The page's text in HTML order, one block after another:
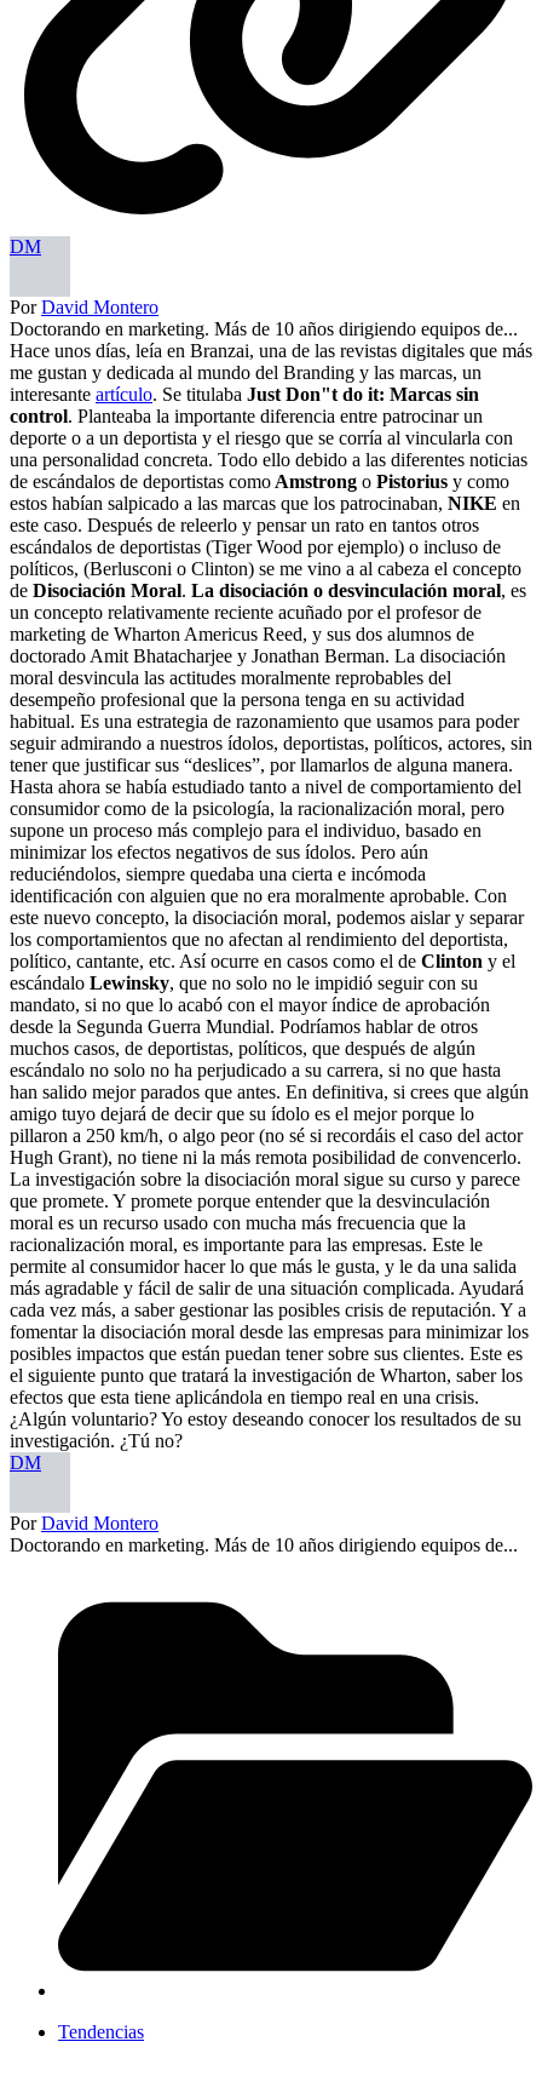
DM
PorDavid Montero
Doctorando en marketing. Más de 10 años dirigiendo equipos de...
Hace unos días, leía en Branzai, una de las revistas digitales que más
me gustan y dedicada al mundo del Branding y las marcas, un
interesante artículo. Se titulaba Just Don"t do it: Marcas sin
control. Planteaba la importante diferencia entre patrocinar un
deporte o a un deportista y el riesgo que se corría al vincularla con
una personalidad concreta. Todo ello debido a las diferentes noticias
de escándalos de deportistas como Amstrong o Pistorius y como
estos habían salpicado a las marcas que los patrocinaban, NIKE en
este caso. Después de releerlo y pensar un rato en tantos otros
escándalos de deportistas (Tiger Wood por ejemplo) o incluso de
políticos, (Berlusconi o Clinton) se me vino a al cabeza el concepto
de Disociación Moral. La disociación o desvinculación moral, es
un concepto relativamente reciente acuñado por el profesor de
marketing de Wharton Americus Reed, y sus dos alumnos de
doctorado Amit Bhatacharjee y Jonathan Berman. La disociación
moral desvincula las actitudes moralmente reprobables del
desempeño profesional que la persona tenga en su actividad
habitual. Es una estrategia de razonamiento que usamos para poder
seguir admirando a nuestros ídolos, deportistas, políticos, actores, sin
tener que justificar sus “deslices”, por llamarlos de alguna manera.
Hasta ahora se había estudiado tanto a nivel de comportamiento del
consumidor como de la psicología, la racionalización moral, pero
supone un proceso más complejo para el individuo, basado en
minimizar los efectos negativos de sus ídolos. Pero aún
reduciéndolos, siempre quedaba una cierta e incómoda
identificación con alguien que no era moralmente aprobable. Con
este nuevo concepto, la disociación moral, podemos aislar y separar
los comportamientos que no afectan al rendimiento del deportista,
político, cantante, etc. Así ocurre en casos como el de Clinton y el
escándalo Lewinsky, que no solo no le impidió seguir con su
mandato, si no que lo acabó con el mayor índice de aprobación
desde la Segunda Guerra Mundial. Podríamos hablar de otros
muchos casos, de deportistas, políticos, que después de algún
escándalo no solo no ha perjudicado a su carrera, si no que hasta
han salido mejor parados que antes. En definitiva, si crees que algún
amigo tuyo dejará de decir que su ídolo es el mejor porque lo
pillaron a 250 km/h, o algo peor (no sé si recordáis el caso del actor
Hugh Grant), no tiene ni la más remota posibilidad de convencerlo.
La investigación sobre la disociación moral sigue su curso y parece
que promete. Y promete porque entender que la desvinculación
moral es un recurso usado con mucha más frecuencia que la
racionalización moral, es importante para las empresas. Este le
permite al consumidor hacer lo que más le gusta, y le da una salida
más agradable y fácil de salir de una situación complicada. Ayudará
cada vez más, a saber gestionar las posibles crisis de reputación. Y a
fomentar la disociación moral desde las empresas para minimizar los
posibles impactos que están puedan tener sobre sus clientes. Este es
el siguiente punto que tratará la investigación de Wharton, saber los
efectos que esta tiene aplicándola en tiempo real en una crisis.
¿Algún voluntario? Yo estoy deseando conocer los resultados de su
investigación. ¿Tú no?
DM
PorDavid Montero
Doctorando en marketing. Más de 10 años dirigiendo equipos de...
Tendencias